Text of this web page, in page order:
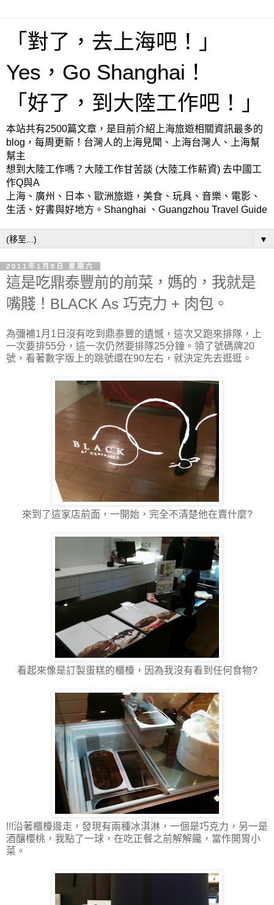
「對了，去上海吧！」
Yes，Go Shanghai！
「好了，到大陸工作吧！」
本站共有2500篇文章，是目前介紹上海旅遊相關資訊最多的
blog，每周更新！台灣人的上海見聞、上海台灣人、上海幫
幫主
想到大陸工作嗎？大陸工作甘苦談 (大陸工作薪資) 去中國工
作Q與A
上海、廣州、日本、歐洲旅遊，美食、玩具、音樂、電影、
生活、好書與好地方。Shanghai 、Guangzhou Travel Guide
▼
2011年1月8日 星期六
這是吃鼎泰豐前的前菜，媽的，我就是
嘴賤！BLACK As 巧克力 + 肉包。
為彌補1月1日沒有吃到鼎泰豐的遺憾，這次又跑來排隊，上
一次要排55分，這一次仍然要排隊25分鐘。領了號碼牌20
號，看著數字版上的跳號還在90左右，就決定先去逛逛。
來到了這家店前面，一開始，完全不清楚他在賣什麼?
看起來像是訂製蛋糕的櫃檯，因為我沒有看到任何食物?
!!!沿著櫃檯邊走，發現有兩種冰淇淋，一個是巧克力，另一是
酒釀櫻桃，我點了一球，在吃正餐之前解解饞，當作開胃小
菜。